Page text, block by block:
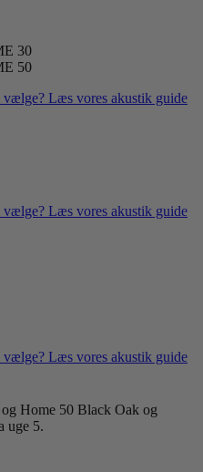
30
50
Læs vores akustik guide
Læs vores akustik guide
Læs vores akustik guide
Home 50 Black Oak og
uge 5.